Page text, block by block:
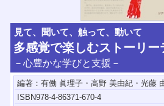
見て、聞いて、触って、動いて
多感覚で楽しむストーリー
－心豊かな学びと支援－
編著：有働 眞理子・高野 美由紀・光藤
ISBN978-4-86371-670-4